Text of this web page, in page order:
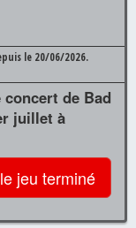
le 20/06/2026.
de Bad
juillet à
jeu terminé